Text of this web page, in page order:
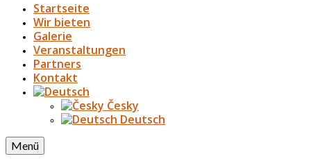
Startseite
Wir bieten
Galerie
Veranstaltungen
Partners
Kontakt
Česky
Deutsch
Menü